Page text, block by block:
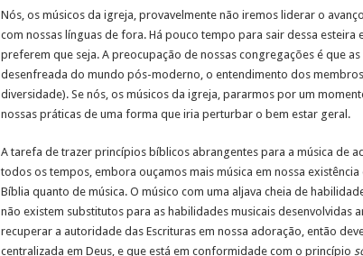
Nós, os músicos da igreja, provavelmente não iremos liderar o
com nossas línguas de fora. Há pouco tempo para sair dessa
preferem que seja. A preocupação de nossas congregações é que
desenfreada do mundo pós-moderno, o entendimento dos
diversidade). Se nós, os músicos da igreja, pararmos por um
nossas práticas de uma forma que iria perturbar o bem estar geral.
A tarefa de trazer princípios bíblicos abrangentes para a música de
todos os tempos, embora ouçamos mais música em nossa
Bíblia quanto de música. O músico com uma aljava cheia de
não existem substitutos para as habilidades musicais desenvolvidas
recuperar a autoridade das Escrituras em nossa adoração, então
centralizada em Deus, e que está em conformidade com o princípio